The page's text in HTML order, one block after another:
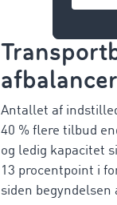
Antallet af
40 % flere tilbud
og ledig kapacitet
13 procentpoint i
siden